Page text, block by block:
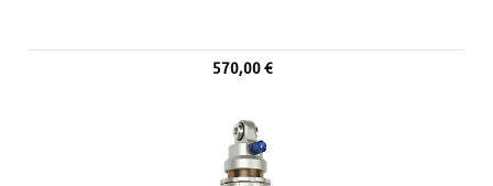
570,00 €